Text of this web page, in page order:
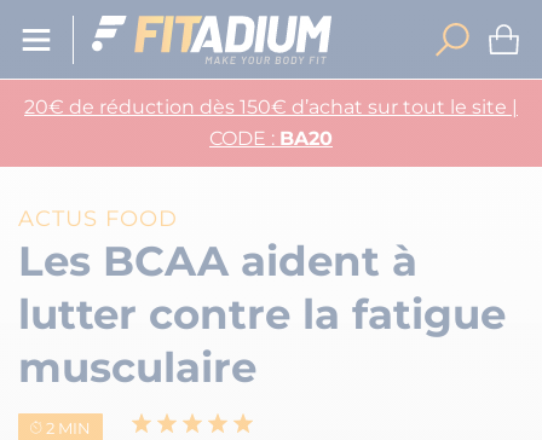
20€ de réduction dès 150€ d’achat sur tout le site |
CODE : BA20
ACTUS FOOD
Les BCAA aident à
lutter contre la fatigue
musculaire
2 MIN